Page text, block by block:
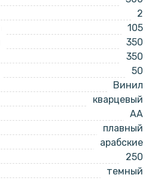
2
105
350
350
50
Винил
кварцевый
AA
плавный
арабские
250
темный